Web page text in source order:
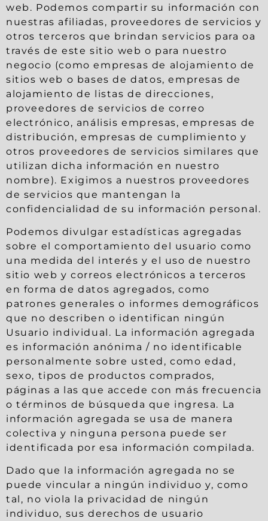
web. Podemos compartir su información con
nuestras afiliadas, proveedores de servicios y
otros terceros que brindan servicios para oa
través de este sitio web o para nuestro
negocio (como empresas de alojamiento de
sitios web o bases de datos, empresas de
alojamiento de listas de direcciones,
proveedores de servicios de correo
electrónico, análisis empresas, empresas de
distribución, empresas de cumplimiento y
otros proveedores de servicios similares que
utilizan dicha información en nuestro
nombre). Exigimos a nuestros proveedores
de servicios que mantengan la
confidencialidad de su información personal.
Podemos divulgar estadísticas agregadas
sobre el comportamiento del usuario como
una medida del interés y el uso de nuestro
sitio web y correos electrónicos a terceros
en forma de datos agregados, como
patrones generales o informes demográficos
que no describen o identifican ningún
Usuario individual. La información agregada
es información anónima / no identificable
personalmente sobre usted, como edad,
sexo, tipos de productos comprados,
páginas a las que accede con más frecuencia
o términos de búsqueda que ingresa. La
información agregada se usa de manera
colectiva y ninguna persona puede ser
identificada por esa información compilada.
Dado que la información agregada no se
puede vincular a ningún individuo y, como
tal, no viola la privacidad de ningún
individuo, sus derechos de usuario